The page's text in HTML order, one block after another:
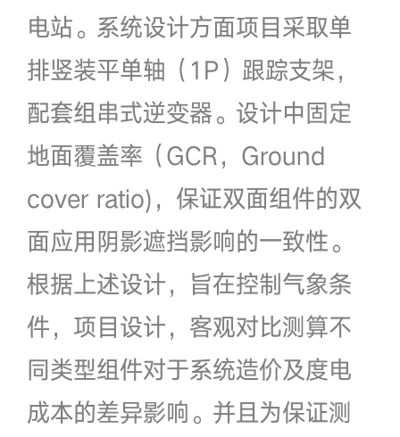
电站。系统设计方面项目采取单
排竖装平单轴（1P）跟踪支架，
配套组串式逆变器。设计中固定
地面覆盖率（GCR，Ground
cover ratio)，保证双面组件的双
面应用阴影遮挡影响的一致性。
根据上述设计，旨在控制气象条
件，项目设计，客观对比测算不
同类型组件对于系统造价及度电
成本的差异影响。并且为保证测